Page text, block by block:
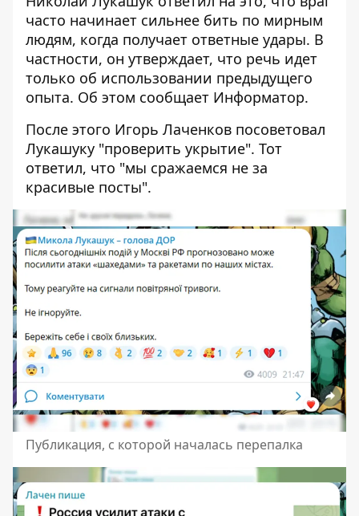
часто начинает сильнее бить по мирным
людям, когда получает ответные удары. В
частности, он утверждает, что речь идет
только об использовании предыдущего
опыта. Об этом сообщает Информатор.
После этого Игорь Лаченков посоветовал
Лукашуку "проверить укрытие". Тот
ответил, что "мы сражаемся не за
красивые посты".
Публикация, с которой началась перепалка